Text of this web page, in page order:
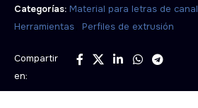
Categorías: Material para letras de canal
Herramientas
Perfiles de extrusión
Compartir
en: